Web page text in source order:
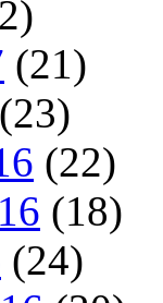
(21)
(23)
(22)
(18)
(24)